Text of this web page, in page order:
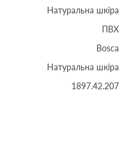
Натуральна шкіра
ПВХ
Bosca
Натуральна шкіра
1897.42.207